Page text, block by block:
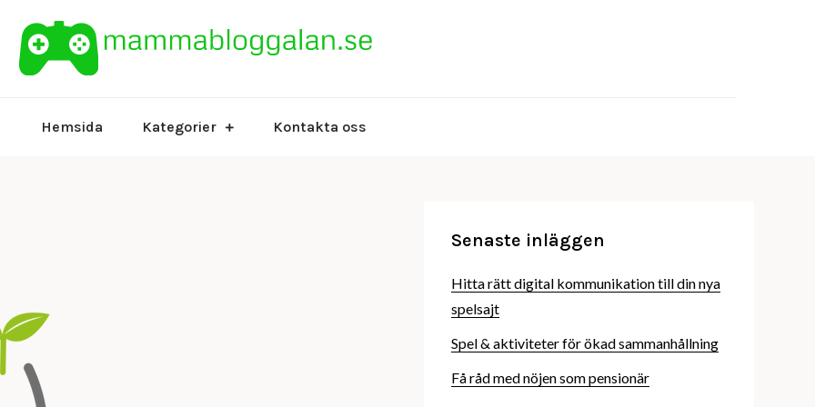
Hemsida Kategorier Kontakta oss
Senaste inläggen
Hitta rätt digital kommunikation till din nya
spelsajt
Spel & aktiviteter för ökad sammanhållning
Få råd med nöjen som pensionär